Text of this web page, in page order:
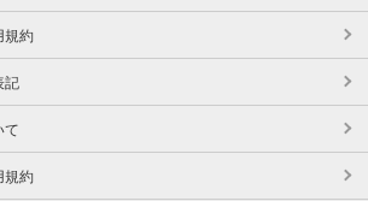
規約
記
て
規約